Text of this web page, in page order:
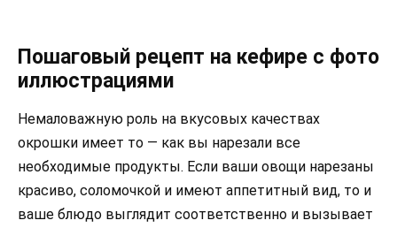
Пошаговый рецепт на кефире с фото
иллюстрациями
Немаловажную роль на вкусовых качествах
окрошки имеет то — как вы нарезали все
необходимые продукты. Если ваши овощи нарезаны
красиво, соломочкой и имеют аппетитный вид, то и
ваше блюдо выглядит соответственно и вызывает